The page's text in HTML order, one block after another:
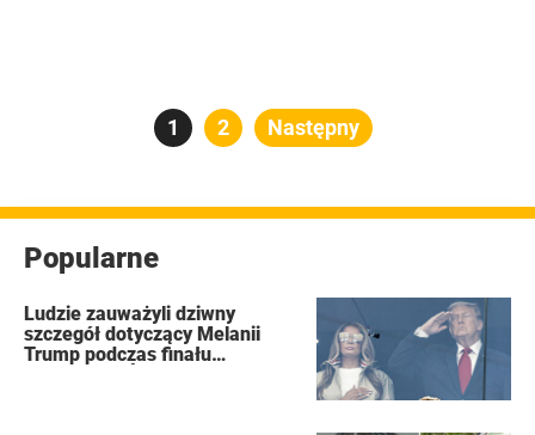
Stronicowanie
Strona
1 Strona
2 Następny
Popularne
Ludzie zauważyli dziwny
szczegół dotyczący Melanii
Trump podczas finału